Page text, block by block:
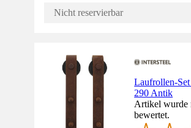
Nicht reservierbar
Laufrollen-
290 Antik
Artikel wurde
bewertet.